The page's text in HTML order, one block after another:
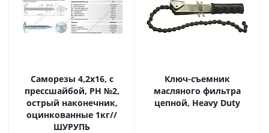
Саморезы 4,2х16, с
прессшайбой, PH №2,
острый наконечник,
оцинкованные 1кг//
ШУРУПЬ
Ключ-съемник
масляного фильтра
цепной, Heavy Duty